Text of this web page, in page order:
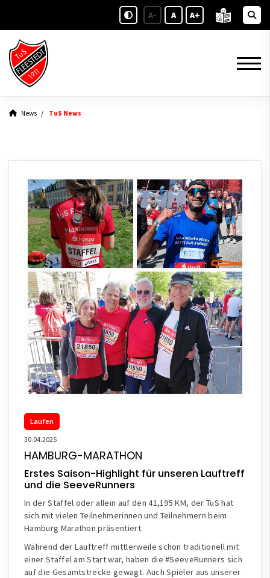
A- A A+
News TuS News
Laufen
30.04.2025
HAMBURG-MARATHON
Erstes Saison-Highlight für unseren Lauftreff
und die SeeveRunners
In der Staffel oder allein auf den 41,195 KM, der TuS hat
sich mit vielen Teilnehmerinnen und Teilnehmern beim
Hamburg Marathon präsentiert.
Während der Lauftreff mittlerweile schon traditionell mit
einer Staffel am Start war, haben die #SeeveRunners sich
auf die Gesamtstrecke gewagt. Auch Spieler aus unserer